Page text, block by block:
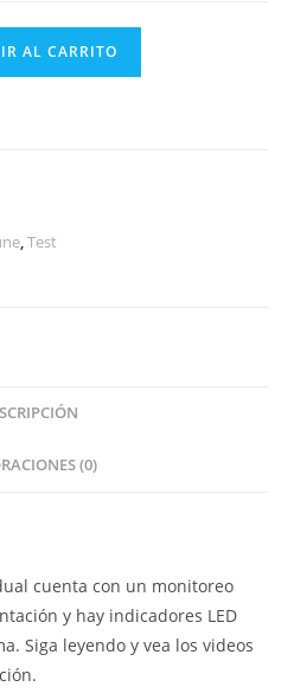
AL CARRITO
,Test
(0)
cuenta con un monitoreo
y hay indicadores LED
Siga leyendo y vea los videos